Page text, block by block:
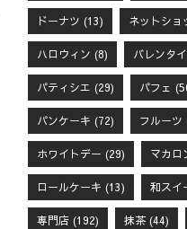
ドーナツ (13) ネットショ
ハロウィン (8) バレンタ
パティシエ (29) パフェ
パンケーキ (72) フルーツ
ホワイトデー (29) マカロ
ロールケーキ (13) 和スイ
専門店(192) 抹茶(44)